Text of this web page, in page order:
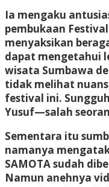
Ia mengaku
pembukaan
menyaksikan
dapat mengetahui
wisata Sumbawa
tidak melihat
festival ini.
Yusuf—salah
Sementara itu
namanya
SAMOTA sudah
Namun anehnya